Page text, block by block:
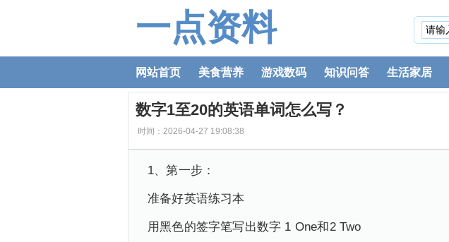
一点资料
网站首页 美食营养 游戏数码 知识问答 生活家居
数字1至20的英语单词怎么写？
时间：2026-04-27 19:08:38
1、第一步：
准备好英语练习本
用黑色的签字笔写出数字 1 One和2 Two